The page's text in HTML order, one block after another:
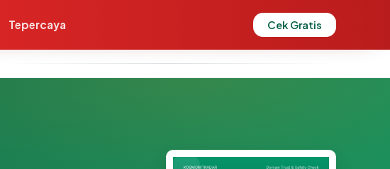
Tepercaya Cek Gratis